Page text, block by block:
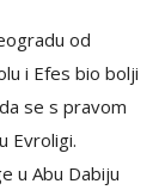
od
i Efes bio bolji
se s pravom
Evroligi.
u Abu Dabiju